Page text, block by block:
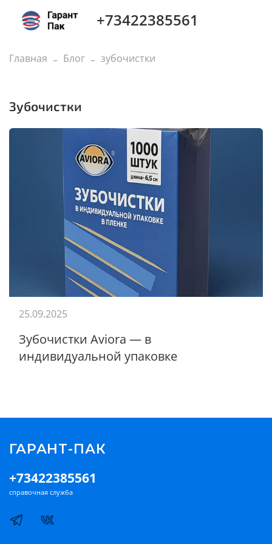
+73422385561
Главная Блог зубочистки
зубочистки
Зубочистки Aviora — в
индивидуальной упаковке
25.09.2025
+73422385561
справочная служба
ГАРАНТ-ПАК